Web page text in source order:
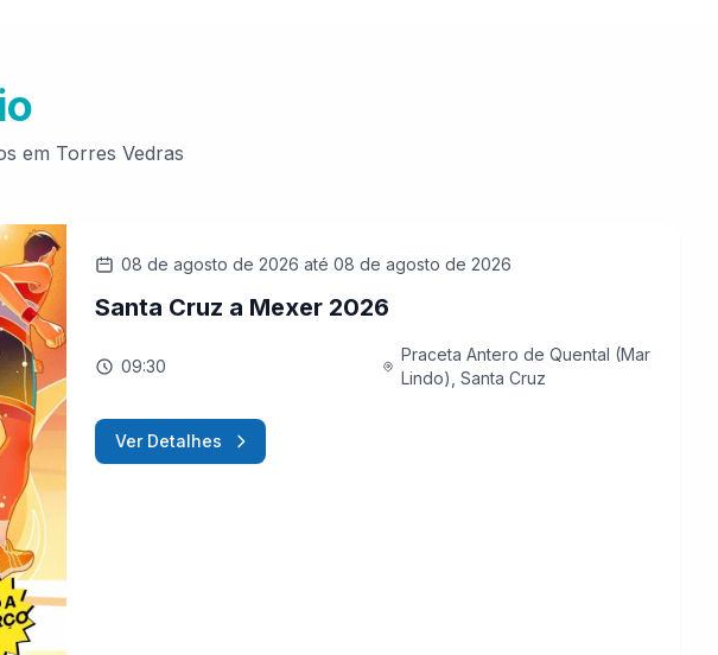
em Torres Vedras
08 de agosto de 2026 até 08 de agosto de 2026
Santa Cruz a Mexer 2026
09:30
Praceta Antero de Quental (Mar
Lindo), Santa Cruz
Ver Detalhes